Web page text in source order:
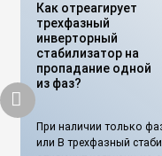
Как отреагирует
трехфазный
инверторный
стабилизатор на
пропадание одной
из фаз?
При наличии только
или В трехфазный